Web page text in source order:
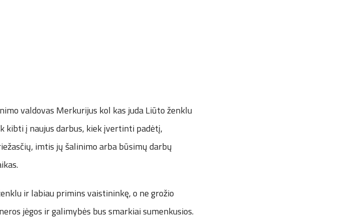
valdovas Merkurijus kol kas juda Liūto ženklu
į naujus darbus, kiek įvertinti padėtį,
imtis jų šalinimo arba būsimų darbų
ir labiau primins vaistininkę, o ne grožio
jėgos ir galimybės bus smarkiai sumenkusios.